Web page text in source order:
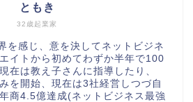
32歳起業家
ともき
を感じ、意を決してネットビジネ
イトから初めてわずか半年で100
在は教え子さんに指導したり、
を開始、現在は3社経営しつづ自
商4.5億達成(ネットビジネス最強